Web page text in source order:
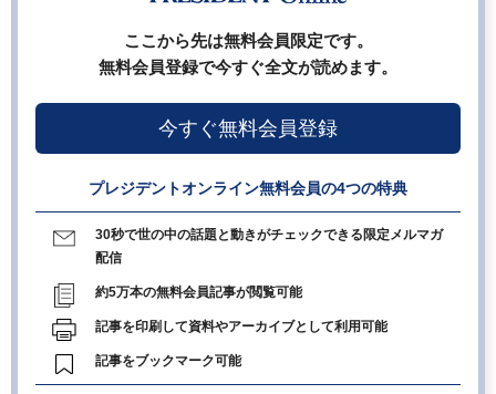
ここから先は無料会員限定です。
無料会員登録で今すぐ全文が読めます。
今すぐ無料会員登録
プレジデントオンライン無料会員の4つの特典
30秒で世の中の話題と動きがチェックできる限定メルマガ
配信
約5万本の無料会員記事が閲覧可能
記事を印刷して資料やアーカイブとして利用可能
記事をブックマーク可能